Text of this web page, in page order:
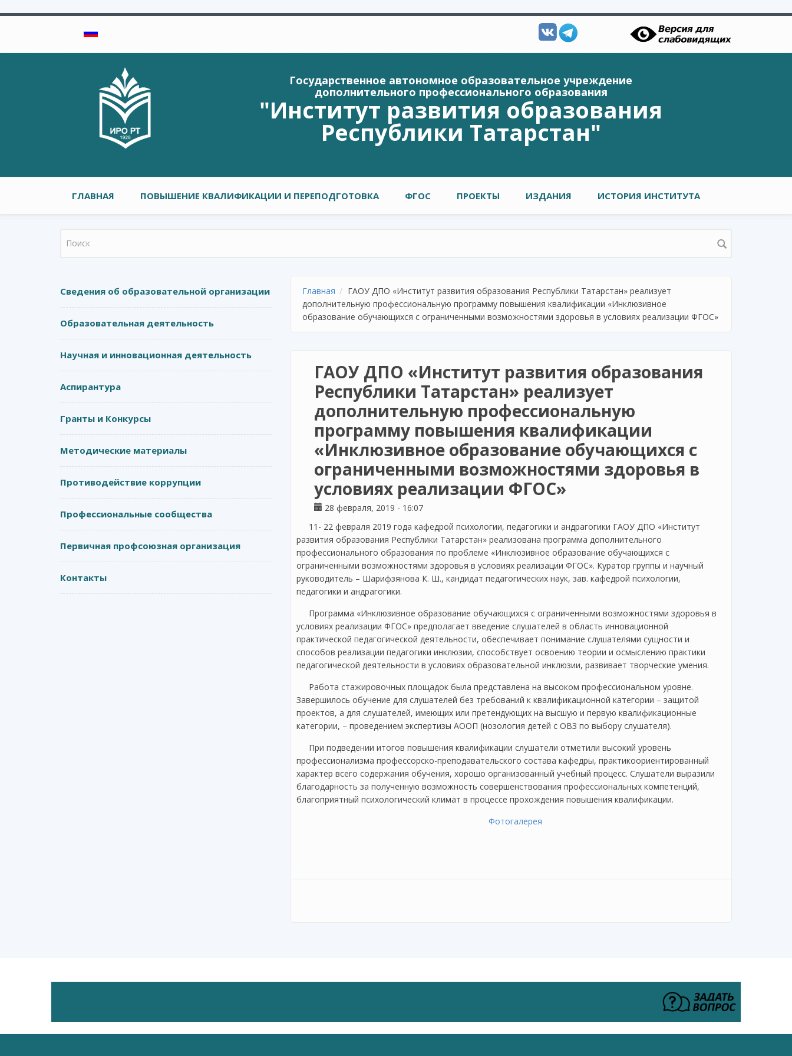
Государственное автономное образовательное учреждение
дополнительного профессионального образования
"Институт развития образования
Республики Татарстан"
Главное меню
ГЛАВНАЯ ПОВЫШЕНИЕ КВАЛИФИКАЦИИ И ПЕРЕПОДГОТОВКА ФГОС ПРОЕКТЫ ИЗДАНИЯ ИСТОРИЯ ИНСТИТУТА
Форма поиска
Сведения об образовательной организации
Образовательная деятельность
Научная и инновационная деятельность
Аспирантура
Гранты и Конкурсы
Методические материалы
Противодействие коррупции
Профессиональные сообщества
Первичная профсоюзная организация
Контакты
Главная
ГАОУ ДПО «Институт развития образования Республики Татарстан» реализует
дополнительную профессиональную программу повышения квалификации «Инклюзивное
образование обучающихся с ограниченными возможностями здоровья в условиях реализации ФГОС»
ГАОУ ДПО «Институт развития образования
Республики Татарстан» реализует
дополнительную профессиональную
программу повышения квалификации
«Инклюзивное образование обучающихся с
ограниченными возможностями здоровья в
условиях реализации ФГОС»
28 февраля, 2019 - 16:07
11- 22 февраля 2019 года кафедрой психологии, педагогики и андрагогики ГАОУ ДПО «Институт
развития образования Республики Татарстан» реализована программа дополнительного
профессионального образования по проблеме «Инклюзивное образование обучающихся с
ограниченными возможностями здоровья в условиях реализации ФГОС». Куратор группы и научный
руководитель – Шарифзянова К. Ш., кандидат педагогических наук, зав. кафедрой психологии,
педагогики и андрагогики.
Программа «Инклюзивное образование обучающихся с ограниченными возможностями здоровья в
условиях реализации ФГОС» предполагает введение слушателей в область инновационной
практической педагогической деятельности, обеспечивает понимание слушателями сущности и
способов реализации педагогики инклюзии, способствует освоению теории и осмыслению практики
педагогической деятельности в условиях образовательной инклюзии, развивает творческие умения.
Работа стажировочных площадок была представлена на высоком профессиональном уровне.
Завершилось обучение для слушателей без требований к квалификационной категории – защитой
проектов, а для слушателей, имеющих или претендующих на высшую и первую квалификационные
категории, – проведением экспертизы АООП (нозология детей с ОВЗ по выбору слушателя).
При подведении итогов повышения квалификации слушатели отметили высокий уровень
профессионализма профессорско-преподавательского состава кафедры, практикоориентированный
характер всего содержания обучения, хорошо организованный учебный процесс. Слушатели выразили
благодарность за полученную возможность совершенствования профессиональных компетенций,
благоприятный психологический климат в процессе прохождения повышения квалификации.
Фотогалерея